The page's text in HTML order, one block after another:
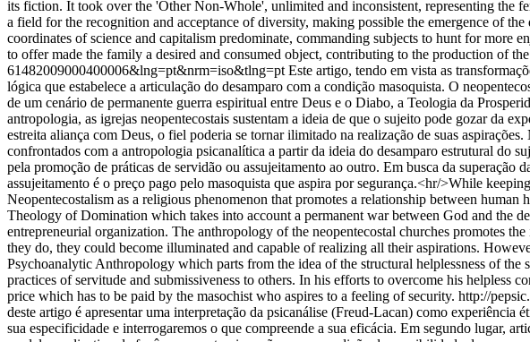
its fiction. It took over the 'Other Non-Whole', unlimited and inconsistent, representing the
a field for the recognition and acceptance of diversity, making possible the emergence of
coordinates of science and capitalism predominate, commanding subjects to hunt for more
to offer made the family a desired and consumed object, contributing to the production of
61482009000400006&lng=pt&nrm=iso&tlng=pt Este artigo, tendo em vista as
lógica que estabelece a articulação do desamparo com a condição masoquista. O
de um cenário de permanente guerra espiritual entre Deus e o Diabo, a Teologia da
antropologia, as igrejas neopentecostais sustentam a ideia de que o sujeito pode gozar da
estreita aliança com Deus, o fiel poderia se tornar ilimitado na realização de suas
confrontados com a antropologia psicanalítica a partir da ideia do desamparo estrutural do
pela promoção de práticas de servidão ou assujeitamento ao outro. Em busca da
assujeitamento é o preço pago pelo masoquista que aspira por segurança.<hr/>While
Neopentecostalism as a religious phenomenon that promotes a relationship between
Theology of Domination which takes into account a permanent war between God and the
entrepreneurial organization. The anthropology of the neopentecostal churches promotes
they do, they could become illuminated and capable of realizing all their aspirations.
Psychoanalytic Anthropology which parts from the idea of the structural helplessness of
practices of servitude and submissiveness to others. In his efforts to overcome his
price which has to be paid by the masochist who aspires to a feeling of security. http://
deste artigo é apresentar uma interpretação da psicanálise (Freud-Lacan) como
sua especificidade e interrogaremos o que compreende a sua eficácia. Em segundo lugar,